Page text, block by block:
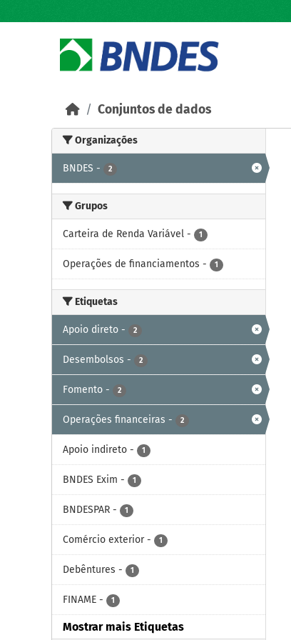
Conjuntos de dados
Organizações
BNDES - 2
Grupos
Carteira de Renda Variável - 1
Operações de financiamentos - 1
Etiquetas
Apoio direto - 2
Desembolsos - 2
Fomento - 2
Operações financeiras - 2
Apoio indireto - 1
BNDES Exim - 1
BNDESPAR - 1
Comércio exterior - 1
Debêntures - 1
FINAME - 1
Mostrar mais Etiquetas